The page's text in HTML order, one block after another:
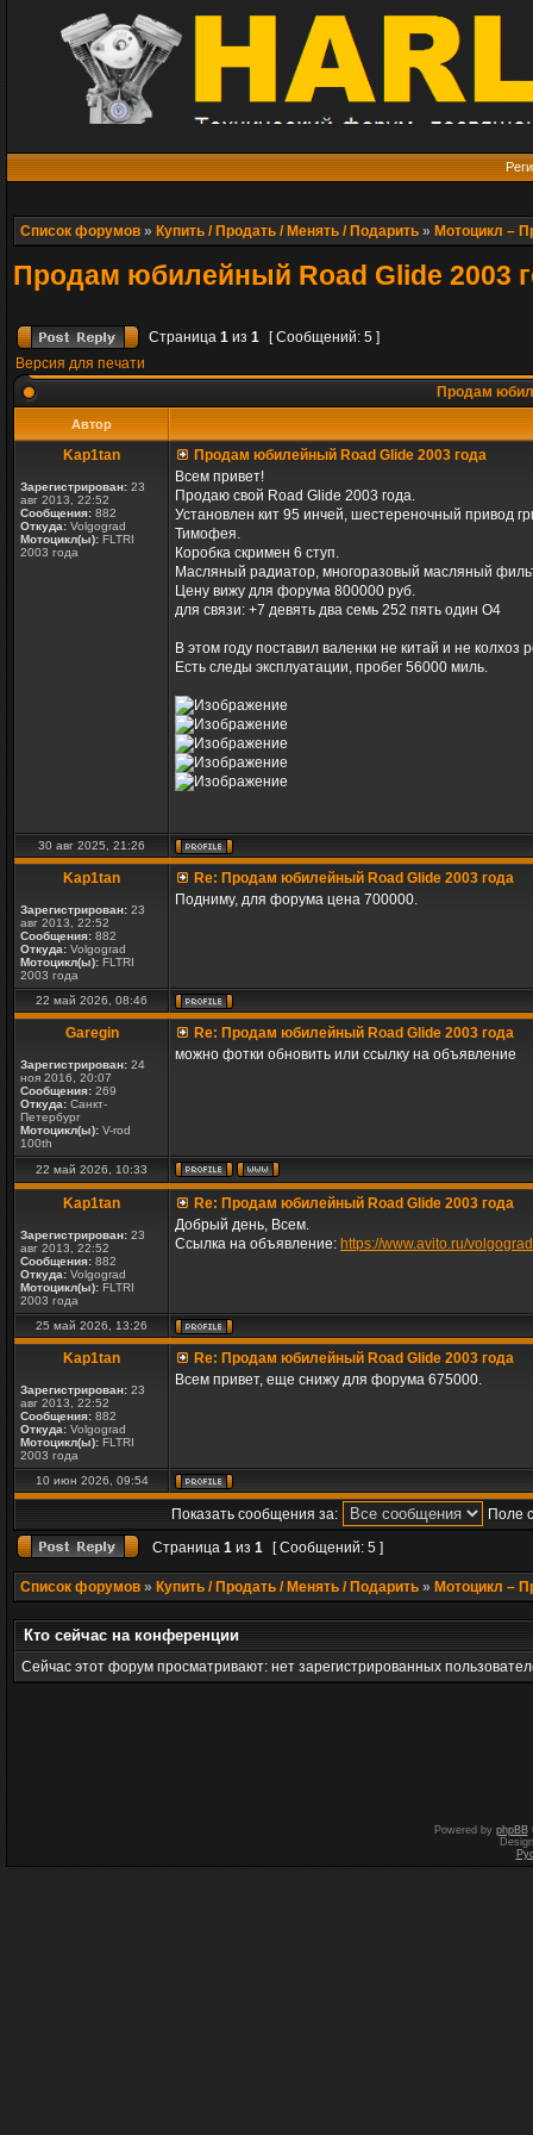
Список форумов » Купить / Продать / Менять / Подарить » Мотоцикл –
Продам юбилейный Road Glide 2003
Страница 1 из 1
[ Сообщений: 5 ]
Версия для печати
Продам
Автор
Kap1tan
Зарегистрирован: 23
авг 2013, 22:52
Сообщения: 882
Откуда: Volgograd
Мотоцикл(ы): FLTRI
2003 года
Продам юбилейный Road Glide 2003 года
Всем привет!
Продаю свой Road Glide 2003 года.
Установлен кит 95 инчей, шестереночный привод
Тимофея.
Коробка скримен 6 ступ.
Масляный радиатор, многоразовый масляный
Цену вижу для форума 800000 руб.
для связи: +7 девять два семь 252 пять один О4
В этом году поставил валенки не китай и не
Есть следы эксплуатации, пробег 56000 миль.
30 авг 2025, 21:26
Kap1tan
Зарегистрирован: 23
авг 2013, 22:52
Сообщения: 882
Откуда: Volgograd
Мотоцикл(ы): FLTRI
2003 года
Re: Продам юбилейный Road Glide 2003 года
Подниму, для форума цена 700000.
22 май 2026, 08:46
Garegin
Зарегистрирован: 24
ноя 2016, 20:07
Сообщения: 269
Откуда: Санкт-
Петербург
Мотоцикл(ы): V-rod
100th
Re: Продам юбилейный Road Glide 2003 года
можно фотки обновить или ссылку на объявление
22 май 2026, 10:33
Kap1tan
Зарегистрирован: 23
авг 2013, 22:52
Сообщения: 882
Откуда: Volgograd
Мотоцикл(ы): FLTRI
2003 года
Re: Продам юбилейный Road Glide 2003 года
Добрый день, Всем.
Ссылка на объявление: https://www.avito.ru/
25 май 2026, 13:26
Kap1tan
Зарегистрирован: 23
авг 2013, 22:52
Сообщения: 882
Откуда: Volgograd
Мотоцикл(ы): FLTRI
2003 года
Re: Продам юбилейный Road Glide 2003 года
Всем привет, еще снижу для форума 675000.
10 июн 2026, 09:54
Показать сообщения за:
Поле
Страница 1 из 1 [ Сообщений: 5 ]
Список форумов » Купить / Продать / Менять / Подарить » Мотоцикл –
Кто сейчас на конференции
Сейчас этот форум просматривают: нет зарегистрированных
Powered by phpBB